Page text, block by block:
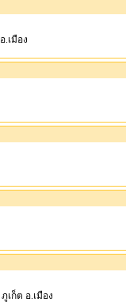
.เมือง
เก็ต อ.เมือง